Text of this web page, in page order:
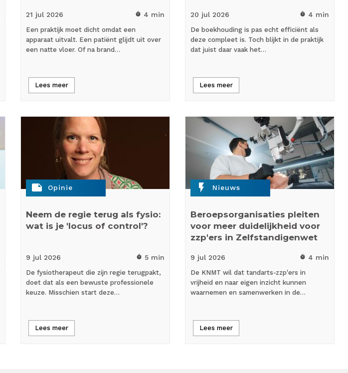
21 jul 2026 timer 4 min
Een praktijk moet dicht omdat een
apparaat uitvalt. Een patiënt glijdt uit over
een natte vloer. Of na brand…
Lees meer
20 jul 2026 timer 4 min
De boekhouding is pas echt efficiënt als
deze compleet is. Toch blijkt in de praktijk
dat juist daar vaak het…
Lees meer
note Opinie
Neem de regie terug als fysio:
wat is je 'locus of control'?
9 jul 2026 timer 5 min
De fysiotherapeut die zijn regie terugpakt,
doet dat als een bewuste professionele
keuze. Misschien start deze…
Lees meer
flash_on Nieuws
Beroepsorganisaties pleiten
voor meer duidelijkheid voor
zzp'ers in Zelfstandigenwet
9 jul 2026 timer 4 min
De KNMT wil dat tandarts-zzp'ers in
vrijheid en naar eigen inzicht kunnen
waarnemen en samenwerken in de…
Lees meer